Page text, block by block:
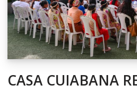
CASA CUIABANA